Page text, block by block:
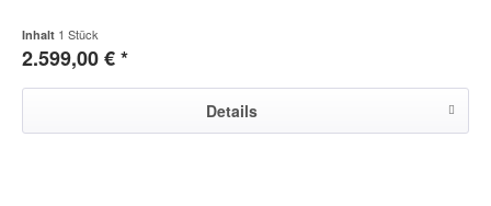
Inhalt 1 Stück
2.599,00 € *
Details